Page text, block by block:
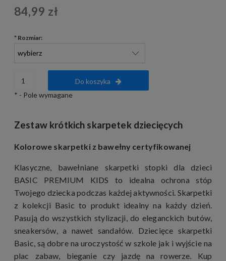
84,99 zł
* Rozmiar:
Do koszyka
* - Pole wymagane
Zestaw krótkich skarpetek dziecięcych
Kolorowe skarpetki z bawełny certyfikowanej
Klasyczne, bawełniane skarpetki stopki dla dzieci
BASIC PREMIUM KIDS to idealna ochrona stóp
Twojego dziecka podczas każdej aktywności. Skarpetki
z kolekcji Basic to produkt idealny na każdy dzień.
Pasują do wszystkich stylizacji, do eleganckich butów,
sneakersów, a nawet sandałów. Dziecięce skarpetki
Basic, są dobre na uroczystość w szkole jak i wyjście na
plac zabaw, bieganie czy jazdę na rowerze. Kup